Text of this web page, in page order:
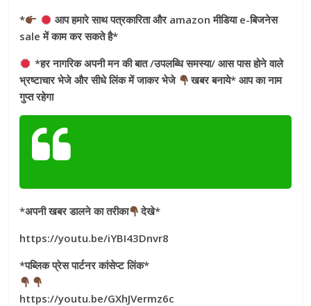
*
आप हमारे साथ पत्रकारिता और amazon मीडिया e-बिजनेस
sale में काम कर सकते है*
*हर नागरिक अपनी मन की बात /उपलब्धि समस्या/ आस पास होने वाले
भ्रष्टाचार भेजे और सीधे लिंक में जाकर भेजे
खबर बनाये* आप का नाम
गुप्त रहेगा
*अपनी खबर डालने का तरीका
देखे*
https://youtu.be/iYBI43Dnvr8
*पब्लिक प्रेस पार्टनर कांसेप्ट लिंक*
https://youtu.be/GXhJVermz6c